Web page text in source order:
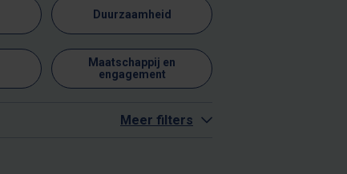
Duurzaamheid
Maatschappij en
engagement
Meer filters